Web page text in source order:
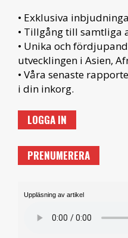
• Exklusiva
• Tillgång till samtliga
• Unika och
utvecklingen i Asien,
• Våra senaste
i din inkorg.
LOGGA IN
PRENUMERERA
Uppläsning av artikel